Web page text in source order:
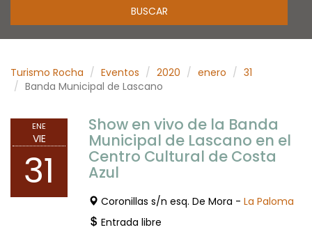
Turismo Rocha Eventos 2020 enero
31
Banda Municipal de Lascano
ENE
VIE
31
Show en vivo de la Banda
Municipal de Lascano en el
Centro Cultural de Costa
Azul
Coronillas s/n esq. De Mora - La Paloma
Entrada libre